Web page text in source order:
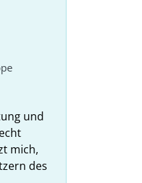
und
mich,
des